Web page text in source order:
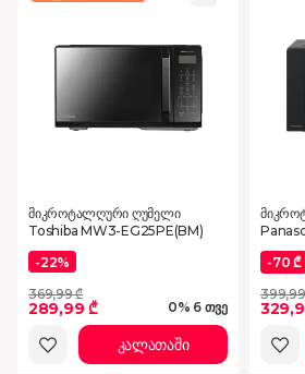
მიკროტალღური ღუმელი
Toshiba MW3-EG25PE(BM)
-22%
369,99 ₾
289,99 ₾ 0% 6 თვე
კალათაში
-70 ₾